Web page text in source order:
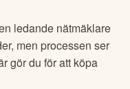
ledande nätmäklare
men processen ser
gör du för att köpa